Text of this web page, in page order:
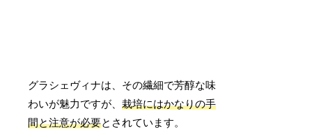
グラシェヴィナは、その繊細で芳醇な味
わいが魅力ですが、栽培にはかなりの手
間と注意が必要とされています。